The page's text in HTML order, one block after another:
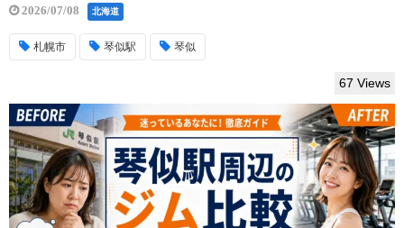
2026/07/08 北海道
札幌市 琴似駅 琴似
67 Views